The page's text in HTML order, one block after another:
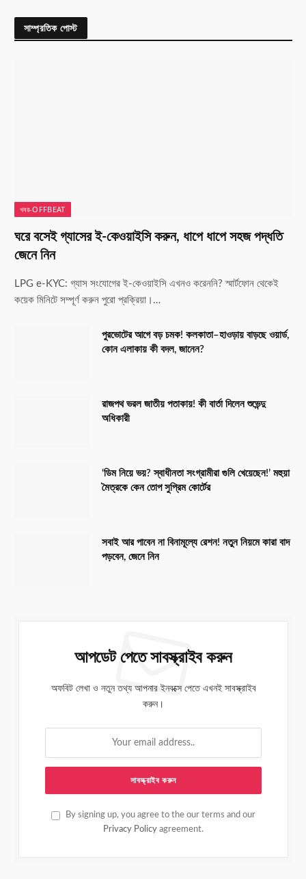
সাম্প্রতিক পোস্ট
খবর-OFFBEAT
ঘরে বসেই গ্যাসের ই-কেওয়াইসি করুন, ধাপে ধাপে সহজ পদ্ধতি
জেনে নিন
LPG e-KYC: গ্যাস সংযোগের ই-কেওয়াইসি এখনও করেননি? স্মার্টফোন থেকেই
কয়েক মিনিটে সম্পূর্ণ করুন পুরো প্রক্রিয়া।…
পুরভোটের আগে বড় চমক! কলকাতা–হাওড়ায় বাড়ছে ওয়ার্ড,
কোন এলাকায় কী বদল, জানেন?
রাজপথ ভরল জাতীয় পতাকায়! কী বার্তা দিলেন শুভেন্দু
অধিকারী
‘ডিম নিয়ে ভয়? স্বাধীনতা সংগ্রামীরা গুলি খেয়েছেন!’ মহুয়া
মৈত্রকে কেন তোপ সুপ্রিম কোর্টের
সবাই আর পাবেন না বিনামূল্যে রেশন! নতুন নিয়মে কারা বাদ
পড়বেন, জেনে নিন
আপডেট পেতে সাবস্ক্রাইব করুন
অফবিট লেখা ও নতুন তথ্য আপনার ইনবক্সে পেতে এখনই সাবস্ক্রাইব
করুন।
By signing up, you agree to the our terms and our
Privacy Policy agreement.